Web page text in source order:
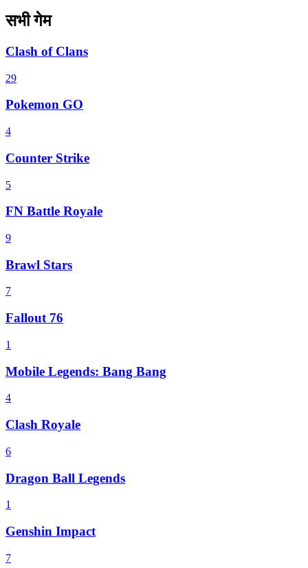
सभी गेम
Clash of Clans
29
Pokemon GO
4
Counter Strike
5
FN Battle Royale
9
Brawl Stars
7
Fallout 76
1
Mobile Legends: Bang Bang
4
Clash Royale
6
Dragon Ball Legends
1
Genshin Impact
7